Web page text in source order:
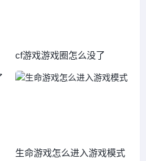
cf游戏游戏圈怎么没了
生命游戏怎么进入游戏模式